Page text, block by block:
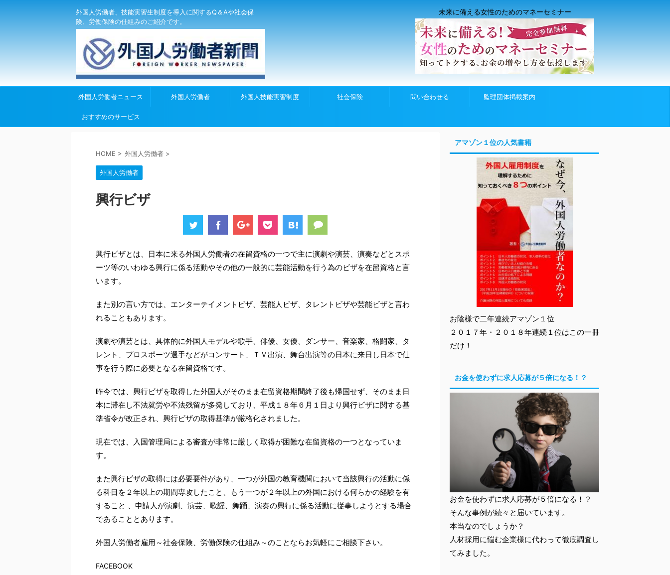
外国人労働者、技能実習生制度を導入に関するQ＆Aや社会保
険、労働保険の仕組みのご紹介です。
未来に備える女性のためのマネーセミナー
外国人労働者ニュース 外国人労働者 外国人技能実習制度 社会保険 問い合わせる 監理団体掲載案内
おすすめのサービス
HOME > 外国人労働者 >
外国人労働者
興行ビザ
興行ビザとは、日本に来る外国人労働者の在留資格の一つで主に演劇や演芸、演奏などとスポ
ーツ等のいわゆる興行に係る活動やその他の一般的に芸能活動を行う為のビザを在留資格と言
います。
また別の言い方では、エンターテイメントビザ、芸能人ビザ、タレントビザや芸能ビザと言わ
れることもあります。
演劇や演芸とは、具体的に外国人モデルや歌手、俳優、女優、ダンサー、音楽家、格闘家、タ
レント、プロスポーツ選手などがコンサート、ＴＶ出演、舞台出演等の日本に来日し日本で仕
事を行う際に必要となる在留資格です。
昨今では、興行ビザを取得した外国人がそのまま在留資格期間終了後も帰国せず、そのまま日
本に滞在し不法就労や不法残留が多発しており、平成１８年６月１日より興行ビザに関する基
準省令が改正され、興行ビザの取得基準が厳格化されました。
現在では、入国管理局による審査が非常に厳しく取得が困難な在留資格の一つとなっていま
す。
また興行ビザの取得には必要要件があり、一つが外国の教育機関において当該興行の活動に係
る科目を２年以上の期間専攻したこと、もう一つが２年以上の外国における何らかの経験を有
すること 、申請人が演劇、演芸、歌謡、舞踊、演奏の興行に係る活動に従事しようとする場合
であることとあります。
外国人労働者雇用～社会保険、労働保険の仕組み～のことならお気軽にご相談下さい。
FACEBOOK
アマゾン１位の人気書籍
お陰様で二年連続アマゾン１位
２０１７年・２０１８年連続１位はこの一冊
だけ！
お金を使わずに求人応募が５倍になる！？
お金を使わずに求人応募が５倍になる！？
そんな事例が続々と届いています。
本当なのでしょうか？
人材採用に悩む企業様に代わって徹底調査し
てみました。